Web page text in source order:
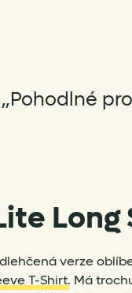
„Pohodlné
Long
verze
T-Shirt. Má